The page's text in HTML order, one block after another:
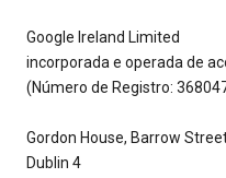
Google Ireland Limited
incorporada e operada de
(Número de Registro:
Gordon House, Barrow
Dublin 4